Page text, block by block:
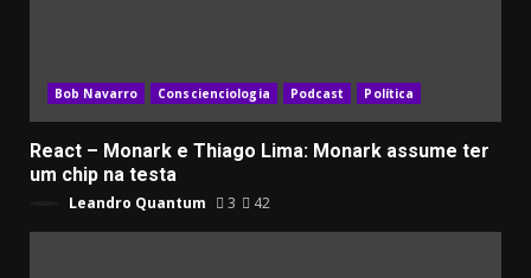
Bob Navarro Conscienciologia Podcast Política
React – Monark e Thiago Lima: Monark assume ter
um chip na testa
Leandro Quantum 3 42